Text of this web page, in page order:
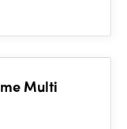
Multi